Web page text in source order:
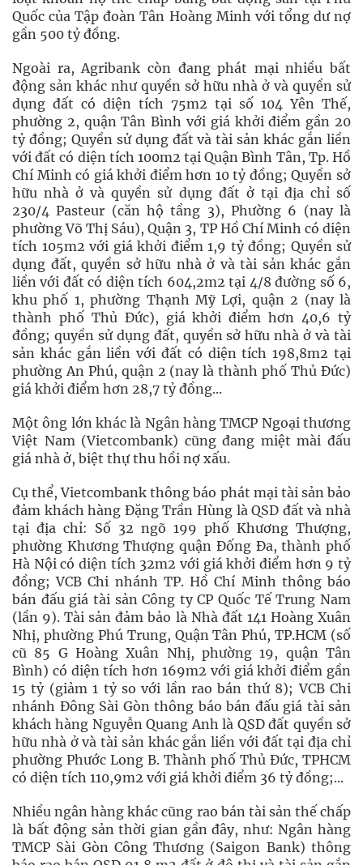
Quốc của Tập đoàn Tân Hoàng Minh với tổng dư nợ
gần 500 tỷ đồng.
Ngoài ra, Agribank còn đang phát mại nhiều bất
động sản khác như quyền sở hữu nhà ở và quyền sử
dụng đất có diện tích 75m2 tại số 104 Yên Thế,
phường 2, quận Tân Bình với giá khởi điểm gần 20
tỷ đồng; Quyền sử dụng đất và tài sản khác gắn liền
với đất có diện tích 100m2 tại Quận Bình Tân, Tp. Hồ
Chí Minh có giá khởi điểm hơn 10 tỷ đồng; Quyền sở
hữu nhà ở và quyền sử dụng đất ở tại địa chỉ số
230/4 Pasteur (căn hộ tầng 3), Phường 6 (nay là
phường Võ Thị Sáu), Quận 3, TP Hồ Chí Minh có diện
tích 105m2 với giá khởi điểm 1,9 tỷ đồng; Quyền sử
dụng đất, quyền sở hữu nhà ở và tài sản khác gắn
liền với đất có diện tích 604,2m2 tại 4/8 đường số 6,
khu phố 1, phường Thạnh Mỹ Lợi, quận 2 (nay là
thành phố Thủ Đức), giá khởi điểm hơn 40,6 tỷ
đồng; quyền sử dụng đất, quyền sở hữu nhà ở và tài
sản khác gắn liền với đất có diện tích 198,8m2 tại
phường An Phú, quận 2 (nay là thành phố Thủ Đức)
giá khởi điểm hơn 28,7 tỷ đồng...
Một ông lớn khác là Ngân hàng TMCP Ngoại thương
Việt Nam (Vietcombank) cũng đang miệt mài đấu
giá nhà ở, biệt thự thu hồi nợ xấu.
Cụ thể, Vietcombank thông báo phát mại tài sản bảo
đảm khách hàng Đặng Trần Hùng là QSD đất và nhà
tại địa chỉ: Số 32 ngõ 199 phố Khương Thượng,
phường Khương Thượng quận Đống Đa, thành phố
Hà Nội có diện tích 32m2 với giá khởi điểm hơn 9 tỷ
đồng; VCB Chi nhánh TP. Hồ Chí Minh thông báo
bán đấu giá tài sản Công ty CP Quốc Tế Trung Nam
(lần 9). Tài sản đảm bảo là Nhà đất 141 Hoàng Xuân
Nhị, phường Phú Trung, Quận Tân Phú, TP.HCM (số
cũ 85 G Hoàng Xuân Nhị, phường 19, quận Tân
Bình) có diện tích hơn 169m2 với giá khởi điểm gần
15 tỷ (giảm 1 tỷ so với lần rao bán thứ 8); VCB Chi
nhánh Đông Sài Gòn thông báo bán đấu giá tài sản
khách hàng Nguyễn Quang Anh là QSD đất quyền sở
hữu nhà ở và tài sản khác gắn liền với đất tại địa chỉ
phường Phước Long B. Thành phố Thủ Đức, TPHCM
có diện tích 110,9m2 với giá khởi điểm 36 tỷ đồng;...
Nhiều ngân hàng khác cũng rao bán tài sản thế chấp
là bất động sản thời gian gần đây, như: Ngân hàng
TMCP Sài Gòn Công Thương (Saigon Bank) thông